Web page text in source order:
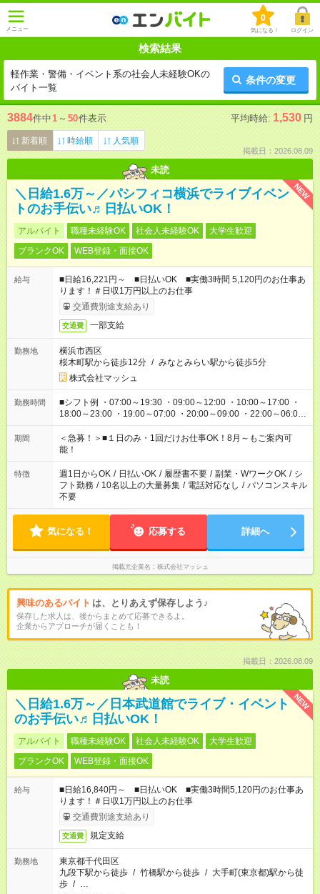
メニュー
0
気になる！ ログイン
検索結果
軽作業・警備・イベント系の社会人未経験OKの
バイト一覧
条件の変更
3884件中1 ～ 50件表示 平均時給: 1,530 円
新着順 時給順 人気順
掲載日：2026.08.09
未読
NEW
＼日給1.6万～／パシフィコ横浜でライブイベン
トのお手伝い♬日払いOK！
アルバイト 職種未経験OK 社会人未経験OK
大学生歓迎
ブランクOK
WEB登録・面接OK
給与
■日給16,221円～ ■日払いOK ■実働3時間 5,120円のお仕事あ
ります！＃日収1万円以上のお仕事
交通費別途支給あり
交通費 一部支給
勤務地
横浜市西区
桜木町駅から徒歩12分 / みなとみらい駅から徒歩5分
株式会社マッシュ
勤務時間
■シフト例 ・07:00～19:30 ・09:00～12:00 ・10:00～17:00 ・
18:00～23:00 ・19:00～07:00 ・20:00～09:00 ・22:00～06:00
etc ★最短で3時間で5,120円のお仕事から 15時間で2万円近く稼
げるお仕事も！ ご希望のお時間に合わせてご紹介！ ※シフトは
現場によって異なります。 ※勿論、休憩時間はあるのでご安心
ください！
期間
＜急募！＞■１日のみ・1回だけお仕事OK！8月～もご案内可
能！
特徴 週1日からOK / 日払いOK / 履歴書不要 / 副業・WワークOK / シ
フト勤務 / 10名以上の大量募集 / 電話対応なし / パソコンスキル
不要
気になる！ 応募する 詳細へ
掲載元企業名 株式会社マッシュ
興味のあるバイト は、とりあえず保存しよう♪
保存した求人は、後からまとめて応募できるよ。
企業からアプローチが届くことも！
掲載日：2026.08.09
未読
NEW
＼日給1.6万～／日本武道館でライブ・イベント
のお手伝い♬日払いOK！
アルバイト 職種未経験OK 社会人未経験OK
大学生歓迎
ブランクOK
WEB登録・面接OK
給与
■日給16,840円～ ■日払いOK ■実働3時間5,120円のお仕事あ
ります！＃日収1万円以上のお仕事
交通費別途支給あり
交通費 規定支給
勤務地
東京都千代田区
九段下駅から徒歩 / 竹橋駅から徒歩 / 大手町(東京都)駅から徒
歩 / …